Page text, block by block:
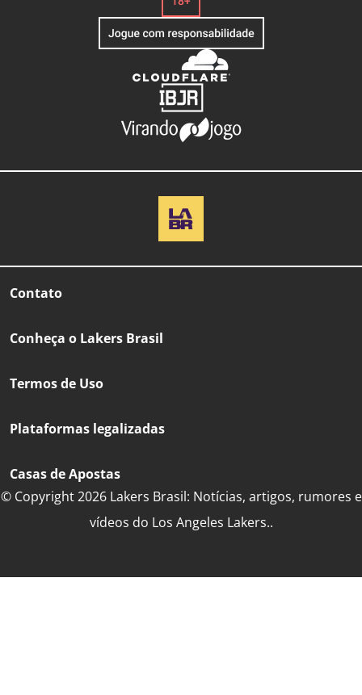
Contato
Conheça o Lakers Brasil
Termos de Uso
Plataformas legalizadas
Casas de Apostas
© Copyright 2026 Lakers Brasil: Notícias, artigos, rumores e
vídeos do Los Angeles Lakers..